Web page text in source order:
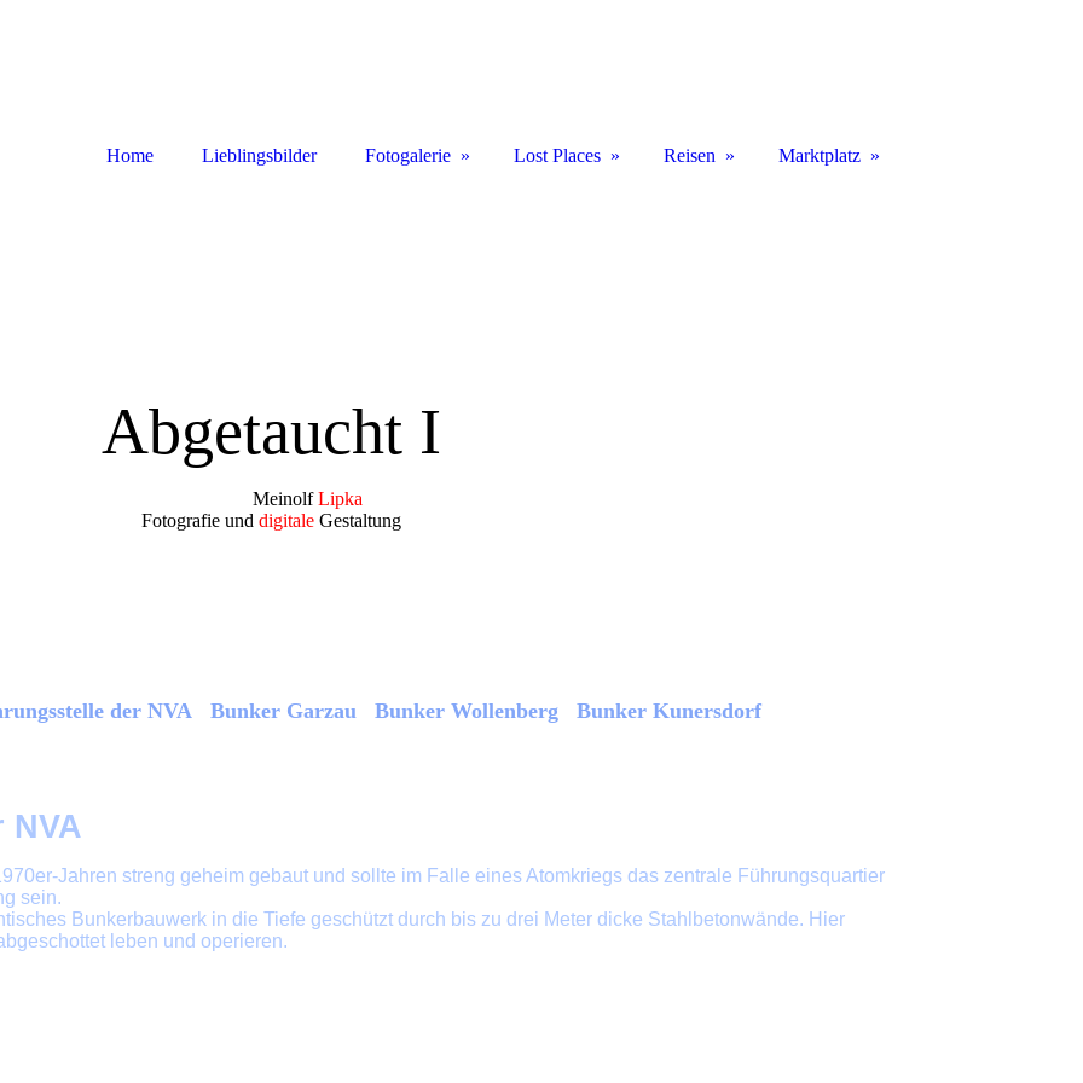
Abgetaucht I
MeinolfLipka
Fotografie und digitaleGestaltung
der NVA Bunker Garzau Bunker Wollenberg Bunker Kunersdorf
Jahren streng geheim gebaut und sollte im Falle eines Atomkriegs das zentrale Führungsquartier
sein.
Bunkerbauwerk in die Tiefe geschützt durch bis zu drei Meter dicke Stahlbetonwände. Hier
leben und operieren.
Home Lieblingsbilder Fotogalerie Lost Places Reisen Marktplatz